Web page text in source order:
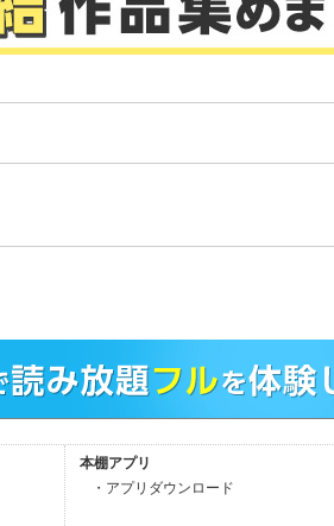
本棚アプリ
・アプリダウンロード